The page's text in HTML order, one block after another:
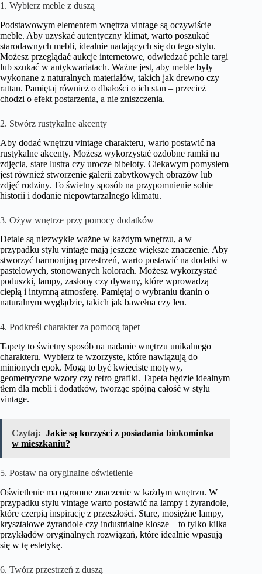
1. Wybierz meble z duszą
Podstawowym elementem wnętrza vintage są oczywiście
meble. Aby uzyskać autentyczny klimat, warto poszukać
starodawnych mebli, idealnie nadających się do tego stylu.
Możesz przeglądać aukcje internetowe, odwiedzać pchle targi
lub szukać w antykwariatach. Ważne jest, aby meble były
wykonane z naturalnych materiałów, takich jak drewno czy
rattan. Pamiętaj również o dbałości o ich stan – przecież
chodzi o efekt postarzenia, a nie zniszczenia.
2. Stwórz rustykalne akcenty
Aby dodać wnętrzu vintage charakteru, warto postawić na
rustykalne akcenty. Możesz wykorzystać ozdobne ramki na
zdjęcia, stare lustra czy urocze bibeloty. Ciekawym pomysłem
jest również stworzenie galerii zabytkowych obrazów lub
zdjęć rodziny. To świetny sposób na przypomnienie sobie
historii i dodanie niepowtarzalnego klimatu.
3. Ożyw wnętrze przy pomocy dodatków
Detale są niezwykle ważne w każdym wnętrzu, a w
przypadku stylu vintage mają jeszcze większe znaczenie. Aby
stworzyć harmonijną przestrzeń, warto postawić na dodatki w
pastelowych, stonowanych kolorach. Możesz wykorzystać
poduszki, lampy, zasłony czy dywany, które wprowadzą
ciepłą i intymną atmosferę. Pamiętaj o wybraniu tkanin o
naturalnym wyglądzie, takich jak bawełna czy len.
4. Podkreśl charakter za pomocą tapet
Tapety to świetny sposób na nadanie wnętrzu unikalnego
charakteru. Wybierz te wzorzyste, które nawiązują do
minionych epok. Mogą to być kwieciste motywy,
geometryczne wzory czy retro grafiki. Tapeta będzie idealnym
tłem dla mebli i dodatków, tworząc spójną całość w stylu
vintage.
Czytaj: Jakie są korzyści z posiadania biokominka
w mieszkaniu?
5. Postaw na oryginalne oświetlenie
Oświetlenie ma ogromne znaczenie w każdym wnętrzu. W
przypadku stylu vintage warto postawić na lampy i żyrandole,
które czerpią inspirację z przeszłości. Stare, mosiężne lampy,
kryształowe żyrandole czy industrialne klosze – to tylko kilka
przykładów oryginalnych rozwiązań, które idealnie wpasują
się w tę estetykę.
6. Twórz przestrzeń z duszą